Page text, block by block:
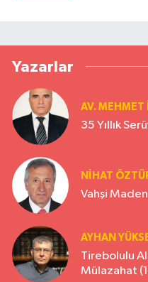
Yazarlar
AV. MEHMET
35 Yıllık
NİHAT
Vahşi
AYHAN
Tirebolulu
Mülazahat